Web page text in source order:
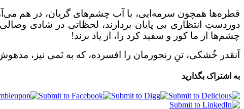
قطره‌ها همچون سرمه‌ایی، با آب چشم‌های گریان، در هم
دوردستِ انتظاری بی پایان بردارند، لحظاتی در شادی
چشم‌ها از ما کور و سفید کرد را، از یاد برند!
آنقدر خُشکی، تنِ رنجورمان را افسرده، که به نَمی نیز،
به اشتراک بگذارید